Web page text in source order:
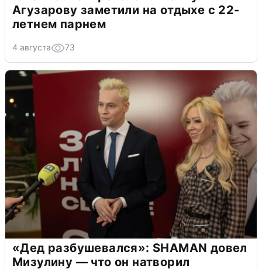
Агузарову заметили на отдыхе с 22-
летнем парнем
4 августа 73
«Дед разбушевался»: SHAMAN довел
Мизулину — что он натворил